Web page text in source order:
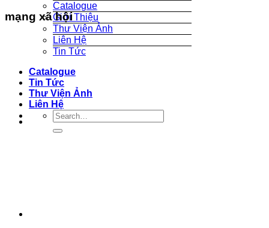
Catalogue
Giới Thiệu
Thư Viện Ảnh
Liên Hệ
Tin Tức
Catalogue
Tin Tức
Thư Viện Ảnh
Liên Hệ
mạng xã hội